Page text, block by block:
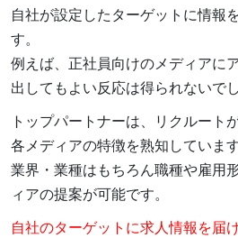
自社が設定したターゲットに情報
す。
例えば、正社員向けのメディアに
出してもよい反応は得られないでし
トップパートナーは、リクルート
各メディアの特徴を熟知しています
業界・業種はもちろん職種や雇用
ィアの提案が可能です。
自社のターゲットに求人情報を届